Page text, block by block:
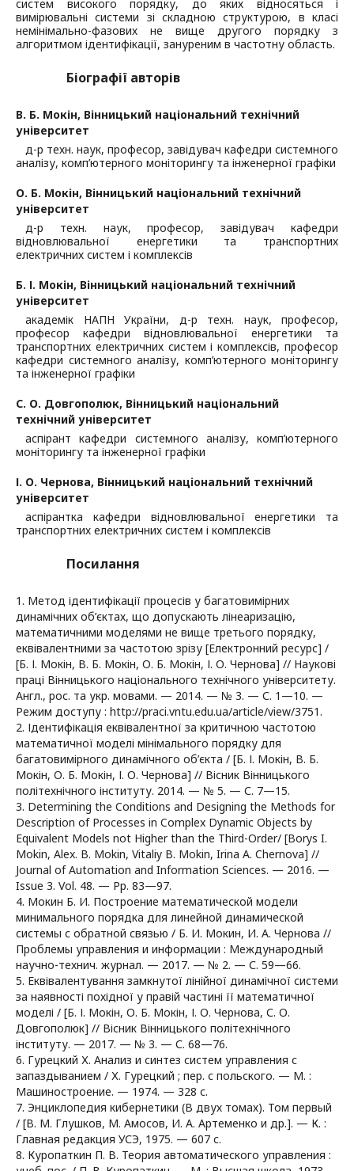
систем високого порядку, до яких відносяться і
вимірювальні системи зі складною структурою, в класі
немінімально-фазових не вище другого порядку з
алгоритмом ідентифікації, зануреним в частотну область.
Біографії авторів
В. Б. Мокін, Вінницький національний технічний
університет
д-р техн. наук, професор, завідувач кафедри системного
аналізу, комп’ютерного моніторингу та інженерної графіки
О. Б. Мокін, Вінницький національний технічний
університет
д-р техн. наук, професор, завідувач кафедри
відновлювальної енергетики та транспортних
електричних систем і комплексів
Б. І. Мокін, Вінницький національний технічний
університет
академік НАПН України, д-р техн. наук, професор,
професор кафедри відновлювальної енергетики та
транспортних електричних систем і комплексів, професор
кафедри системного аналізу, комп’ютерного моніторингу
та інженерної графіки
С. О. Довгополюк, Вінницький національний
технічний університет
аспірант кафедри системного аналізу, комп’ютерного
моніторингу та інженерної графіки
І. О. Чернова, Вінницький національний технічний
університет
аспірантка кафедри відновлювальної енергетики та
транспортних електричних систем і комплексів
Посилання
1. Метод ідентифікації процесів у багатовимірних
динамічних об’єктах, що допускають лінеаризацію,
математичними моделями не вище третього порядку,
еквівалентними за частотою зрізу [Електронний ресурс] /
[Б. І. Мокін, В. Б. Мокін, О. Б. Мокін, І. О. Чернова] // Наукові
праці Вінницького національного технічного університету.
Англ., рос. та укр. мовами. — 2014. — № 3. — С. 1—10. —
Режим доступу : http://praci.vntu.edu.ua/article/view/3751.
2. Ідентифікація еквівалентної за критичною частотою
математичної моделі мінімального порядку для
багатовимірного динамічного об’єкта / [Б. І. Мокін, В. Б.
Мокін, О. Б. Мокін, І. О. Чернова] // Вісник Вінницького
політехнічного інституту. 2014. — № 5. — С. 7—15.
3. Determining the Conditions and Designing the Methods for
Description of Processes in Complex Dynamic Objects by
Equivalent Models not Higher than the Third-Order/ [Borys I.
Mokin, Alex. B. Mokin, Vitaliy B. Mokin, Irina A. Chernova] //
Journal of Automation and Information Sciences. — 2016. —
Issue 3. Vol. 48. — Pp. 83—97.
4. Мокин Б. И. Построение математической модели
минимального порядка для линейной динамической
системы с обратной связью / Б. И. Мокин, И. А. Чернова //
Проблемы управления и информации : Международный
научно-технич. журнал. — 2017. — № 2. — С. 59—66.
5. Еквівалентування замкнутої лінійної динамічної системи
за наявності похідної у правій частині її математичної
моделі / [Б. І. Мокін, О. Б. Мокін, І. О. Чернова, С. О.
Довгополюк] // Вісник Вінницького політехнічного
інституту. — 2017. — № 3. — С. 68—76.
6. Гурецкий Х. Анализ и синтез систем управления с
запаздыванием / Х. Гурецкий ; пер. с польского. — М. :
Машиностроение. — 1974. — 328 с.
7. Энциклопедия кибернетики (В двух томах). Том первый
/ [В. М. Глушков, М. Амосов, И. А. Артеменко и др.]. — К. :
Главная редакция УСЭ, 1975. — 607 с.
8. Куропаткин П. В. Теория автоматического управления :